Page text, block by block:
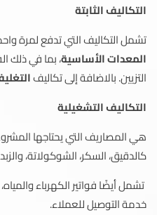
التكاليف الثابتة
تشمل التكاليف التي تدفع لمرة
المعدات الأساسية، بما في ذلك
التزيين. بالاضافة إلى تكاليف
التكاليف التشغيلية
هي المصاريف التي يحتاجها
كالدقيق، السكر، الشوكولاتة،
تشمل أيضًا فواتير الكهرباء
خدمة التوصيل للعملاء.